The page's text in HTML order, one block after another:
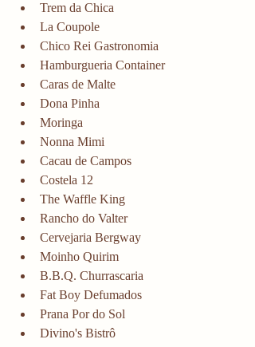
Trem da Chica
La Coupole
Chico Rei Gastronomia
Hamburgueria Container
Caras de Malte
Dona Pinha
Moringa
Nonna Mimi
Cacau de Campos
Costela 12
The Waffle King
Rancho do Valter
Cervejaria Bergway
Moinho Quirim
B.B.Q. Churrascaria
Fat Boy Defumados
Prana Por do Sol
Divino's Bistrô